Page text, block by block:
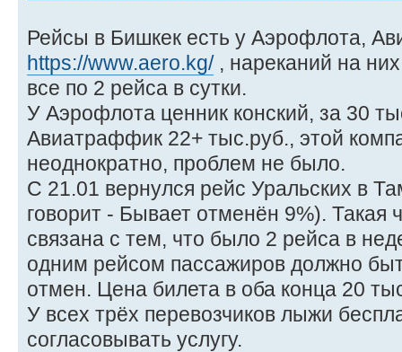
Рейсы в Бишкек есть у Аэрофлота,
https://www.aero.kg/, нареканий на
все по 2 рейса в сутки.
У Аэрофлота ценник конский, за 30
Авиатраффик 22+ тыс.руб., этой
неоднократно, проблем не было.
С 21.01 вернулся рейс Уральских в
говорит - Бывает отменён 9%). Такая
связана с тем, что было 2 рейса в
одним рейсом пассажиров должно
отмен. Цена билета в оба конца 20
У всех трёх перевозчиков лыжи
согласовывать услугу.